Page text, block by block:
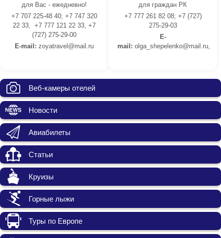
для Вас - ежедневно!
+7 707 225-48 40; +7 747 320
22 33, +7 777 121 22 33, +7
(727) 275-29-00
E-mail: zoyatravel@mail.ru
для граждан РК
+7 777 261 82 08; +7 (727)
275-29-03
E-
mail: olga_shepelenko@mail.ru,
Веб-камеры отелей
Новости
Авиабилеты
Статьи
Круизы
Горные лыжи
Туры по Европе